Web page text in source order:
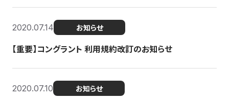
2020.07.14 お知らせ
【重要】コングラント 利用規約改訂のお知らせ
2020.07.10 お知らせ